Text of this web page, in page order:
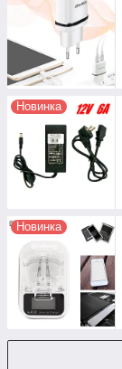
Новинка
Новинка